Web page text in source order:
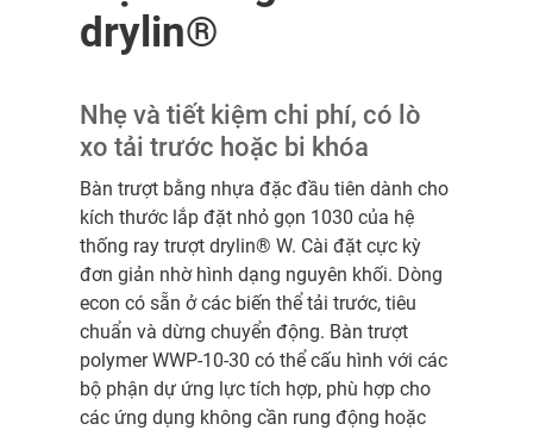
drylin®
Nhẹ và tiết kiệm chi phí, có lò
xo tải trước hoặc bi khóa
Bàn trượt bằng nhựa đặc đầu tiên dành cho
kích thước lắp đặt nhỏ gọn 1030 của hệ
thống ray trượt drylin® W. Cài đặt cực kỳ
đơn giản nhờ hình dạng nguyên khối. Dòng
econ có sẵn ở các biến thể tải trước, tiêu
chuẩn và dừng chuyển động. Bàn trượt
polymer WWP-10-30 có thể cấu hình với các
bộ phận dự ứng lực tích hợp, phù hợp cho
các ứng dụng không cần rung động hoặc